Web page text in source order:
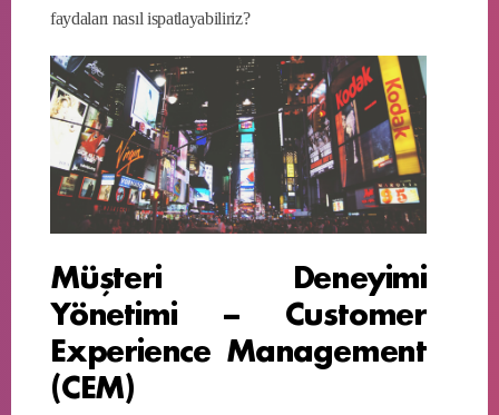
faydaları nasıl ispatlayabiliriz?
Müşteri Deneyimi
Yönetimi – Customer
Experience Management
(CEM)